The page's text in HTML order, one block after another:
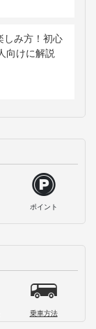
しみ方！初心
向けに解説
ポイント
乗車方法